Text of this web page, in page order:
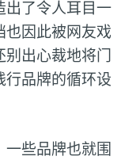
出了令人耳目一
也因此被网友戏
别出心裁地将门
行品牌的循环设
一些品牌也就围